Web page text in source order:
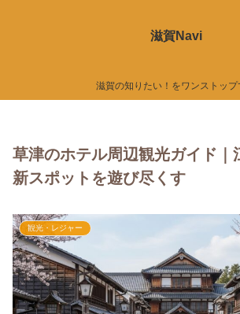
滋賀Navi
滋賀の知りたい！をワンストップ
草津のホテル周辺観光ガイド｜
新スポットを遊び尽くす
観光・レジャー